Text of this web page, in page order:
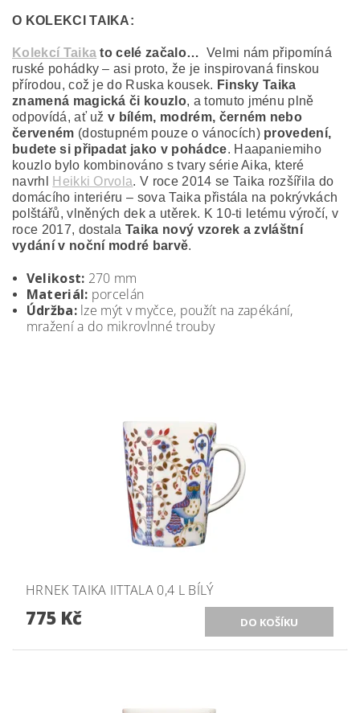
O KOLEKCI TAIKA:
Kolekcí Taika to celé začalo… Velmi nám připomíná
ruské pohádky – asi proto, že je inspirovaná finskou
přírodou, což je do Ruska kousek. Finsky Taika
znamená magická či kouzlo, a tomuto jménu plně
odpovídá, ať už v bílém, modrém, černém nebo
červeném (dostupném pouze o vánocích) provedení,
budete si připadat jako v pohádce. Haapaniemiho
kouzlo bylo kombinováno s tvary série Aika, které
navrhl
Heikki Orvola. V roce 2014 se Taika rozšířila do
domácího interiéru – sova Taika přistála na pokrývkách
polštářů, vlněných dek a utěrek. K 10-ti letému výročí, v
roce 2017, dostalaTaika nový vzorek a zvláštní
vydání v noční modré barvě.
Velikost: 270 mm
Materiál: porcelán
Údržba:lze mýt v myčce, použít na zapékání,
mražení a do mikrovlnné trouby
HRNEK TAIKA IITTALA 0,4 L BÍLÝ
775 Kč